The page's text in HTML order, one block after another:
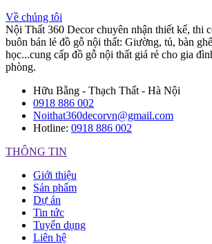
Về chúng tôi
Nội Thất 360 Decor chuyên nhận thiết kế, thi
buôn bán lẻ đồ gỗ nội thất: Giường, tủ, bàn
học...cung cấp đồ gỗ nội thất giá rẻ cho gia
phòng.
Hữu Bằng - Thạch Thất - Hà Nội
0918 886 002
Noithat360decorvn@gmail.com
Hotline: 0918 886 002
THÔNG TIN
Giới thiệu
Sản phẩm
Dự án
Tin tức
Tuyển dụng
Liên hệ